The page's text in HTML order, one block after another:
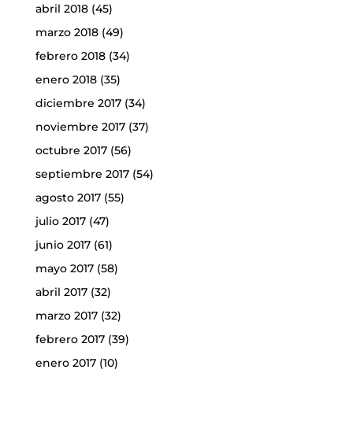
abril 2018(45)
marzo 2018(49)
febrero 2018(34)
enero 2018(35)
diciembre 2017(34)
noviembre 2017(37)
octubre 2017(56)
septiembre 2017(54)
agosto 2017(55)
julio 2017(47)
junio 2017(61)
mayo 2017(58)
abril 2017(32)
marzo 2017(32)
febrero 2017(39)
enero 2017(10)